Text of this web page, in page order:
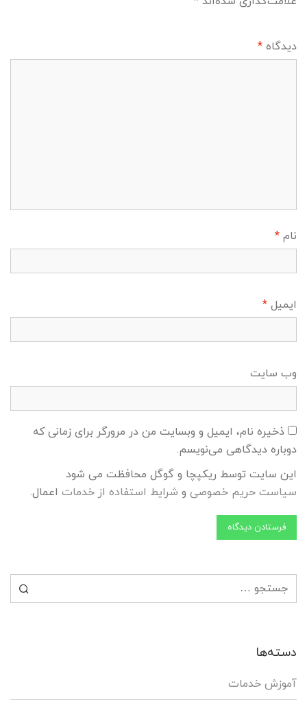
دیدگاه *
نام *
ایمیل *
وب‌ سایت
ذخیره نام، ایمیل و وبسایت من در مرورگر برای زمانی که
دوباره دیدگاهی می‌نویسم.
این سایت توسط ریکپچا و گوگل محافظت می شود
سیاست حریم خصوصی و شرایط استفاده از خدمات اعمال.
دسته‌ها
آموزش خدمات